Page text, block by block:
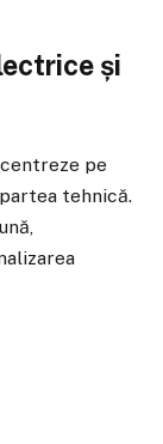
și
pe
tehnică.